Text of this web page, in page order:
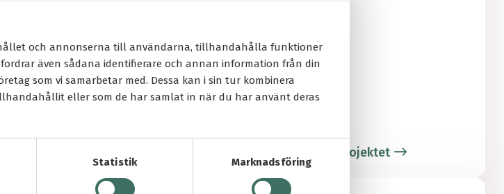
och annonserna till användarna, tillhandahålla funktioner
även sådana identifierare och annan information från din
som vi samarbetar med. Dessa kan i sin tur kombinera
eller som de har samlat in när du har använt deras
Statistik Marknadsföring
Läs om hela projektet